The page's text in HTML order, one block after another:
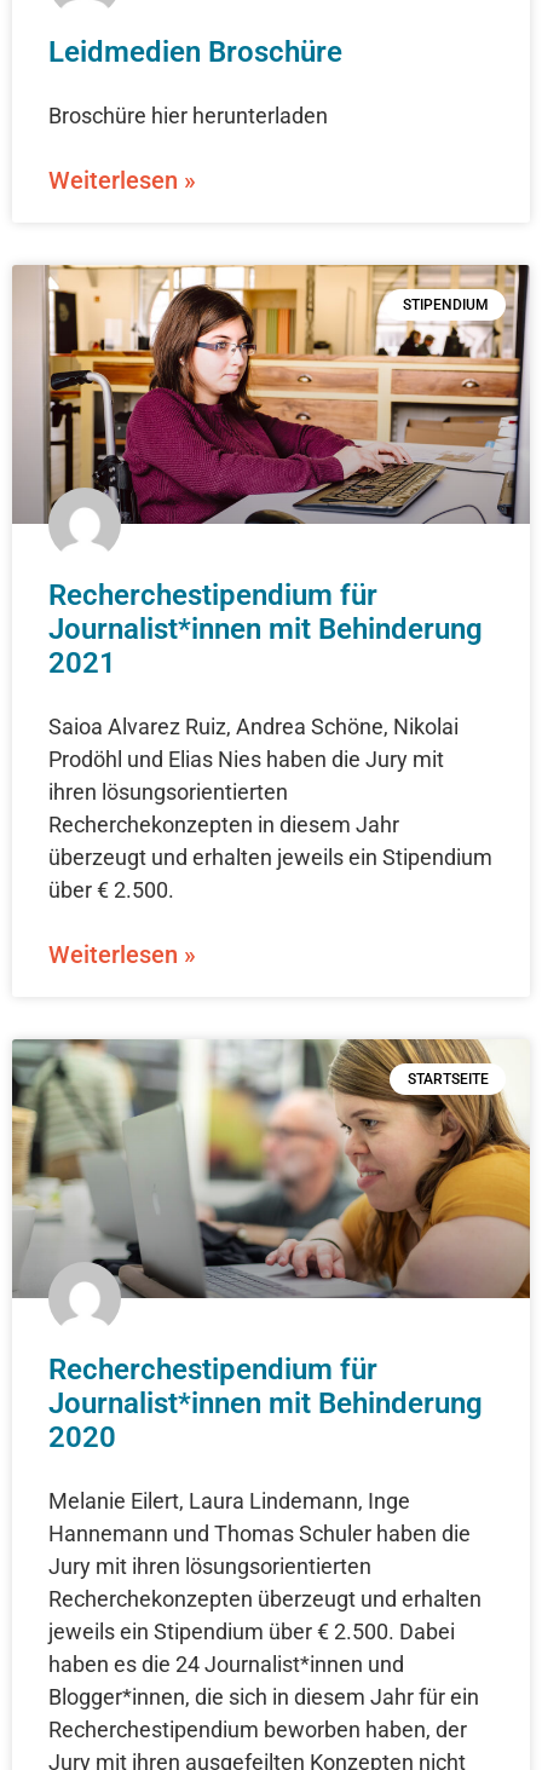
Leidmedien Broschüre
Broschüre hier herunterladen
Weiterlesen »
STIPENDIUM
Recherchestipendium für
Journalist*innen mit Behinderung
2021
Saioa Alvarez Ruiz, Andrea Schöne, Nikolai
Prodöhl und Elias Nies haben die Jury mit
ihren lösungsorientierten
Recherchekonzepten in diesem Jahr
überzeugt und erhalten jeweils ein Stipendium
über € 2.500.
Weiterlesen »
STARTSEITE
Recherchestipendium für
Journalist*innen mit Behinderung
2020
Melanie Eilert, Laura Lindemann, Inge
Hannemann und Thomas Schuler haben die
Jury mit ihren lösungsorientierten
Recherchekonzepten überzeugt und erhalten
jeweils ein Stipendium über € 2.500. Dabei
haben es die 24 Journalist*innen und
Blogger*innen, die sich in diesem Jahr für ein
Recherchestipendium beworben haben, der
Jury mit ihren ausgefeilten Konzepten nicht